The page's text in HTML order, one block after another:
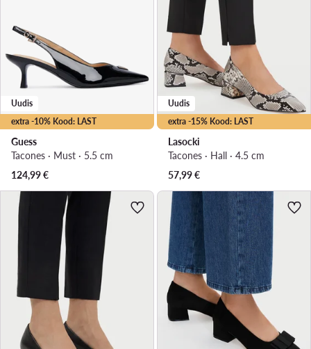
extra -10% Kood: LAST
Uudis
Guess
Tacones · Must · 5.5 cm
124,99€
extra -15% Kood: LAST
Uudis
Lasocki
Tacones · Hall · 4.5 cm
57,99€